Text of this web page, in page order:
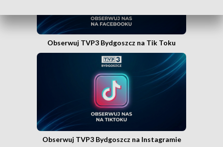
Obserwuj TVP3 Bydgoszcz na Tik Toku
Obserwuj TVP3 Bydgoszcz na Instagramie